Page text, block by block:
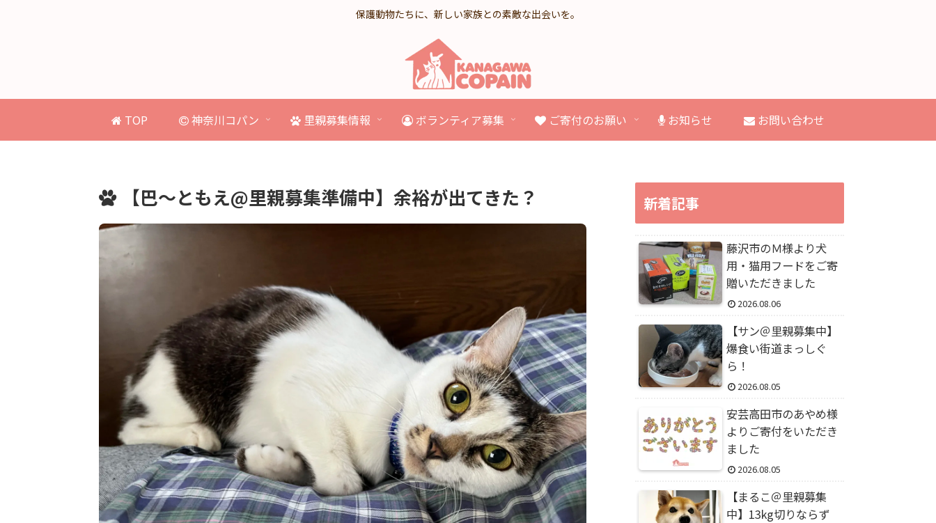
保護動物たちに、新しい家族との素敵な出会いを。
TOP 神奈川コパン 里親募集情報 ボランティア募集 ご寄付のお願い お知らせ お問い合わせ
【巴～ともえ@里親募集準備中】余裕が出てきた？ 新着記事
藤沢市のＭ様より犬
用・猫用フードをご寄
贈いただきました
2026.08.06
【サン＠里親募集中】
爆食い街道まっしぐ
ら！
2026.08.05
安芸高田市のあやめ様
よりご寄付をいただき
ました
2026.08.05
【まるこ＠里親募集
中】13kg切りならず